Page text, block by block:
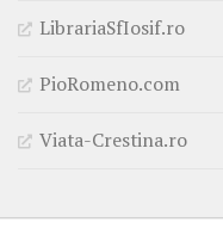
LibrariaSfIosif.ro
PioRomeno.com
Viata-Crestina.ro